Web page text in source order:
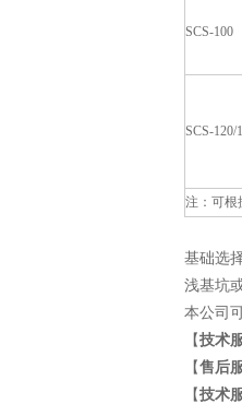
SCS-100
SCS-120/
注：可根
基础选
浅基坑
本公司
【技术
【售后
【技术